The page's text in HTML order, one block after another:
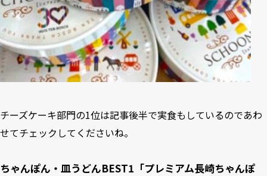
チーズケーキ部門の1位は記事後半で実食もしているのであわ
せてチェックしてくださいね。
ちゃんぽん・皿うどんBEST1「プレミアム長崎ちゃんぽ